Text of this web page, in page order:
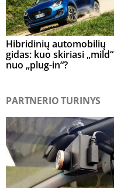
Hibridinių automobilių
gidas: kuo skiriasi „mild“
nuo „plug-in“?
PARTNERIO TURINYS